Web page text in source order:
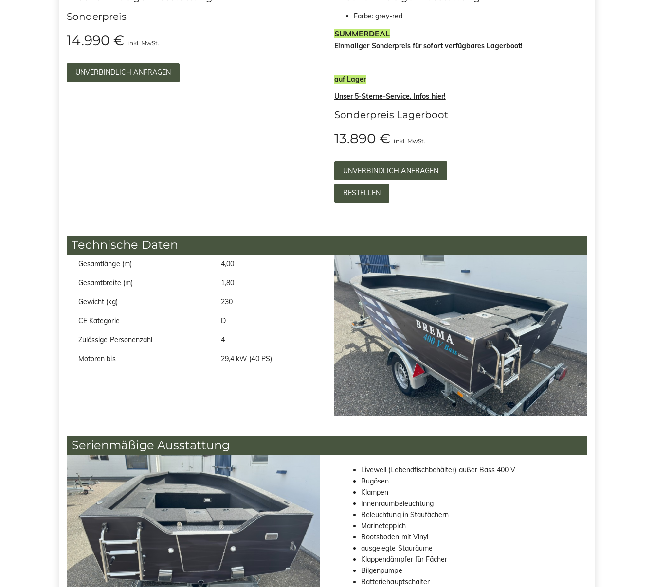
Sonderpreis
14.990 € inkl. MwSt.
UNVERBINDLICH ANFRAGEN
Farbe: grey-red
SUMMERDEAL
Einmaliger Sonderpreis für sofort verfügbares Lagerboot!
auf Lager
Unser 5-Sterne-Service. Infos hier!
Sonderpreis Lagerboot
13.890 € inkl. MwSt.
UNVERBINDLICH ANFRAGEN
BESTELLEN
Technische Daten
Gesamtlänge (m) 4,00
Gesamtbreite (m) 1,80
Gewicht (kg) 230
CE Kategorie D
Zulässige Personenzahl 4
Motoren bis 29,4 kW (40 PS)
Serienmäßige Ausstattung
Livewell (Lebendfischbehälter) außer Bass 400 V
Bugösen
Klampen
Innenraumbeleuchtung
Beleuchtung in Staufächern
Marineteppich
Bootsboden mit Vinyl
ausgelegte Stauräume
Klappendämpfer für Fächer
Bilgenpumpe
Batteriehauptschalter